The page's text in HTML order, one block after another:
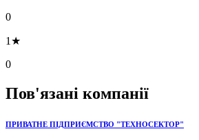
0
1★
0
Пов'язані компанії
ПРИВАТНЕ ПІДПРИЄМСТВО "ТЕХНОСЕКТОР"